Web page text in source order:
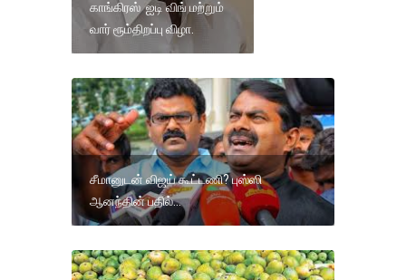
காங்கிரஸ் ஐடி விங் மற்றும்
வார் ரூம்திறப்பு விழா.
சீமானுடன் விஜய் கூட்டணி? புஸ்ஸி
ஆனந்தின் பதில்...